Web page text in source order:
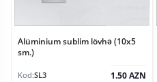
Alüminium sublim lövhə (10x5
sm.)
Kod:SL3 1.50 AZN